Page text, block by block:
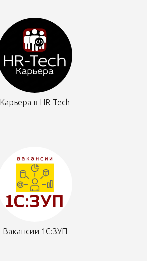
Карьера в HR-Tech
Вакансии 1С:ЗУП